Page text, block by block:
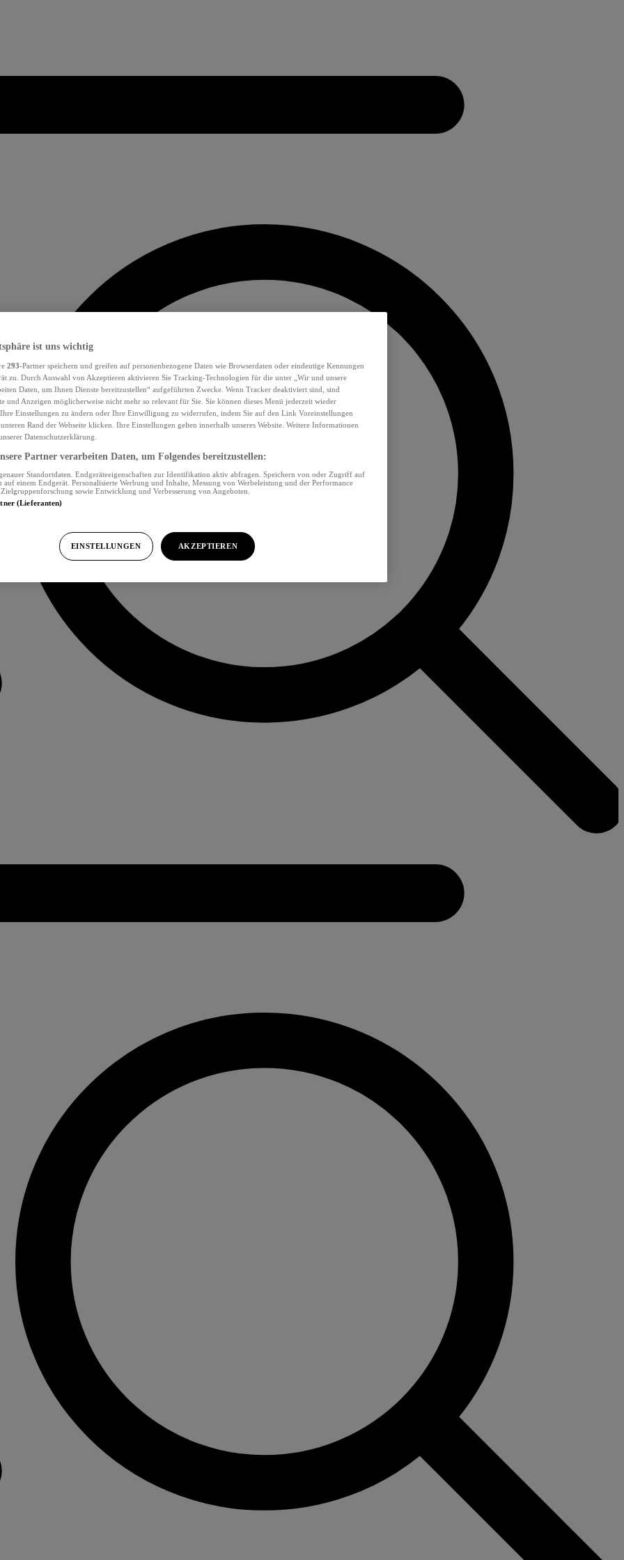
ist uns wichtig
293-Partner speichern und greifen auf personenbezogene Daten wie Browserdaten oder eindeutige Kennungen
zu. Durch Auswahl von Akzeptieren aktivieren Sie Tracking-Technologien für die unter „Wir und unsere
Daten, um Ihnen Dienste bereitzustellen“ aufgeführten Zwecke. Wenn Tracker deaktiviert sind, sind
und Anzeigen möglicherweise nicht mehr so relevant für Sie. Sie können dieses Menü jederzeit wieder
Einstellungen zu ändern oder Ihre Einwilligung zu widerrufen, indem Sie auf den Link Voreinstellungen
Rand der Webseite klicken. Ihre Einstellungen gelten innerhalb unseres Website. Weitere Informationen
Datenschutzerklärung.
Partner verarbeiten Daten, um Folgendes bereitzustellen:
Standortdaten. Endgeräteeigenschaften zur Identifikation aktiv abfragen. Speichern von oder Zugriff auf
einem Endgerät. Personalisierte Werbung und Inhalte, Messung von Werbeleistung und der Performance
sowie Entwicklung und Verbesserung von Angeboten.
(Lieferanten)
EINSTELLUNGEN AKZEPTIEREN